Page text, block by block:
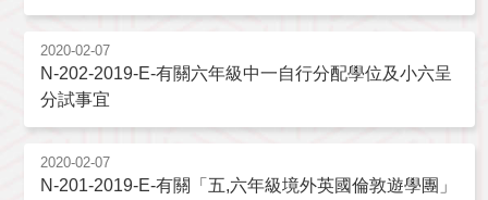
2020-02-07
N-202-2019-E-有關六年級中一自行分配學位及小六呈
分試事宜
2020-02-07
N-201-2019-E-有關「五,六年級境外英國倫敦遊學團」